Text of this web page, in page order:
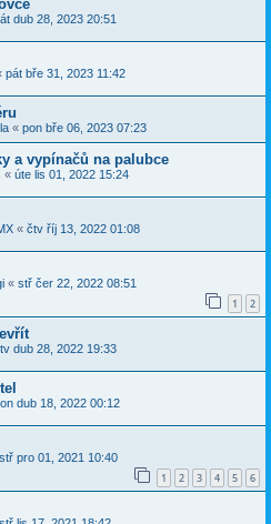
dub 28, 2023 20:51
pát bře 31, 2023 11:42
« pon bře 06, 2023 07:23
a vypínačů na palubce
« úte lis 01, 2022 15:24
« čtv říj 13, 2022 01:08
« stř čer 22, 2022 08:51
1 2
dub 28, 2022 19:33
dub 18, 2022 00:12
stř pro 01, 2021 10:40
1 2 3 4 5 6